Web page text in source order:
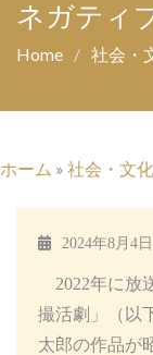
ネガティ
Home 社会・
ホーム » 社会・文化
2024年8月4日
2022年に放
撮活劇」（以
太郎の作品が